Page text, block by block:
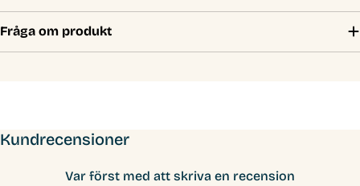
Fråga om produkt
Kundrecensioner
Var först med att skriva en recension